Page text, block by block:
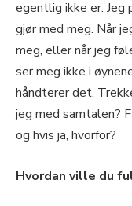
egentlig ikke er. Jeg
gjør med meg. Når
meg, eller når jeg
ser meg ikke i
håndterer det.
jeg med samtalen?
og hvis ja, hvorfor?
Hvordan ville du